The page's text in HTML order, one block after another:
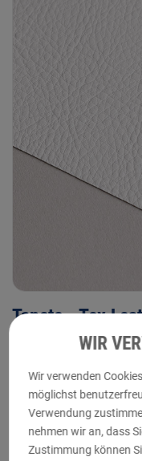
Tapete - Tex
Die elegante weiche
strukturierte
und tierfreundlicher
Anwendungen
Messen- und
WIR
Wir verwenden
möglichst
Verwendung
nehmen wir an, dass
Zustimmung können